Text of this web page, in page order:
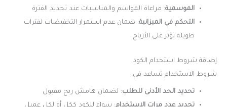
الموسمية: مراعاة المواسم والمناسبات عند تحديد الفترة
التحكم في الميزانية: ضمان عدم استمرار التخفيضات لفترات
طويلة تؤثر على الأرباح
إضافة شروط استخدام الكود
شروط الاستخدام تساعد في:
تحديد الحد الأدنى للطلب: لضمان هامش ربح مقبول